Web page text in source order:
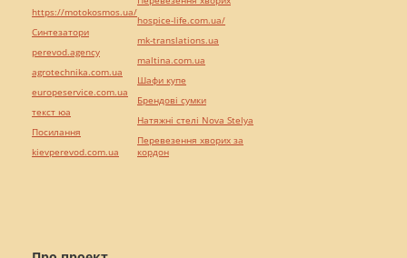
https://motokosmos.ua/
Синтезатори
perevod.agency
agrotechnika.com.ua
europeservice.com.ua
текст юа
Посилання
kievperevod.com.ua
hospice-life.com.ua/
mk-translations.ua
maltina.com.ua
Шафи купе
Брендові сумки
Натяжні стелі Nova Stelya
Перевезення хворих за
кордон